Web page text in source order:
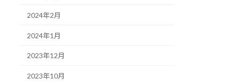
2024年2月
2024年1月
2023年12月
2023年10月